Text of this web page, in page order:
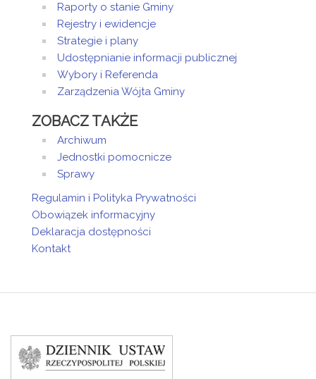
Raporty o stanie Gminy
Rejestry i ewidencje
Strategie i plany
Udostępnianie informacji publicznej
Wybory i Referenda
Zarządzenia Wójta Gminy
ZOBACZ TAKŻE
Archiwum
Jednostki pomocnicze
Sprawy
Regulamin i Polityka Prywatności
Obowiązek informacyjny
Deklaracja dostępności
Kontakt